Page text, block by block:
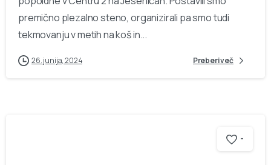
premično plezalno steno, organizirali pa smo tudi
tekmovanju v metih na koš in...
26. junija, 2024 Preberi več
-